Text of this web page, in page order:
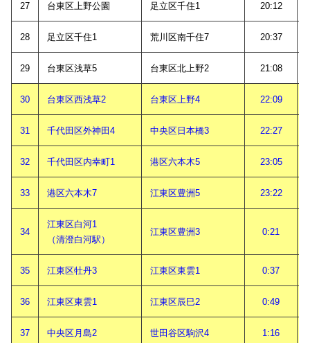
27 台東区上野公園 足立区千住1 20:12
28 足立区千住1 荒川区南千住7 20:37
29 台東区浅草5 台東区北上野2 21:08
30 台東区西浅草2 台東区上野4 22:09
31 千代田区外神田4 中央区日本橋3 22:27
32 千代田区内幸町1 港区六本木5 23:05
33 港区六本木7 江東区豊洲5 23:22
34
江東区白河1
（清澄白河駅）
江東区豊洲3 0:21
35 江東区牡丹3 江東区東雲1 0:37
36 江東区東雲1 江東区辰巳2 0:49
37 中央区月島2 世田谷区駒沢4 1:16